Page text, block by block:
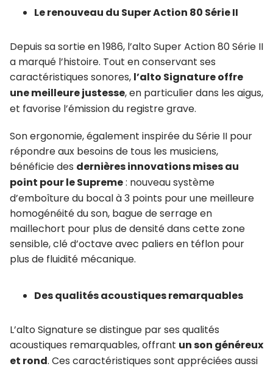
Le renouveau du Super Action 80 Série II
Depuis sa sortie en 1986, l’alto Super Action 80 Série II
a marqué l’histoire. Tout en conservant ses
caractéristiques sonores, l’alto Signature offre
une meilleure justesse, en particulier dans les aigus,
et favorise l’émission du registre grave.
Son ergonomie, également inspirée du Série II pour
répondre aux besoins de tous les musiciens,
bénéficie des dernières innovations mises au
point pour le Supreme: nouveau système
d’emboîture du bocal à 3 points pour une meilleure
homogénéité du son, bague de serrage en
maillechort pour plus de densité dans cette zone
sensible, clé d’octave avec paliers en téflon pour
plus de fluidité mécanique.
Des qualités acoustiques remarquables
L’alto Signature se distingue par ses qualités
acoustiques remarquables, offrant un son généreux
et rond. Ces caractéristiques sont appréciées aussi